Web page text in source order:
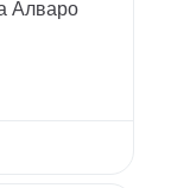
Алваро